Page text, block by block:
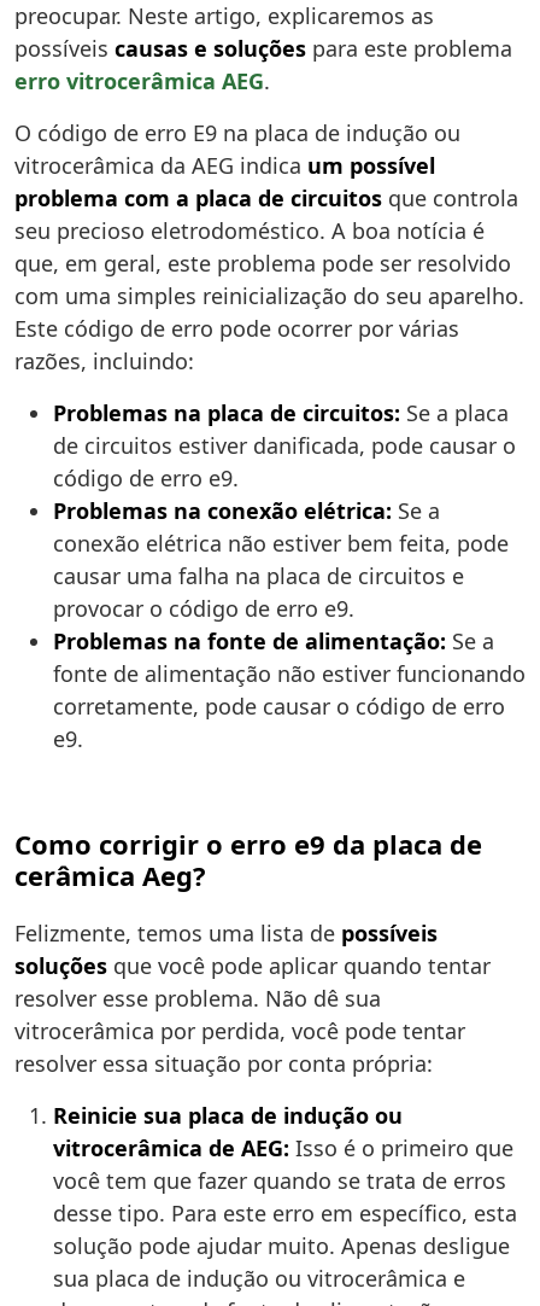
preocupar. Neste artigo, explicaremos as
possíveis causas e soluções para este problema
erro vitrocerâmica AEG.
O código de erro E9 na placa de indução ou
vitrocerâmica da AEG indica um possível
problema com a placa de circuitos que controla
seu precioso eletrodoméstico. A boa notícia é
que, em geral, este problema pode ser resolvido
com uma simples reinicialização do seu aparelho.
Este código de erro pode ocorrer por várias
razões, incluindo:
Problemas na placa de circuitos: Se a placa
de circuitos estiver danificada, pode causar o
código de erro e9.
Problemas na conexão elétrica: Se a
conexão elétrica não estiver bem feita, pode
causar uma falha na placa de circuitos e
provocar o código de erro e9.
Problemas na fonte de alimentação: Se a
fonte de alimentação não estiver funcionando
corretamente, pode causar o código de erro
e9.
Como corrigir o erro e9 da placa de
cerâmica Aeg?
Felizmente, temos uma lista de possíveis
soluções que você pode aplicar quando tentar
resolver esse problema. Não dê sua
vitrocerâmica por perdida, você pode tentar
resolver essa situação por conta própria:
Reinicie sua placa de indução ou
vitrocerâmica de AEG: Isso é o primeiro que
você tem que fazer quando se trata de erros
desse tipo. Para este erro em específico, esta
solução pode ajudar muito. Apenas desligue
sua placa de indução ou vitrocerâmica e